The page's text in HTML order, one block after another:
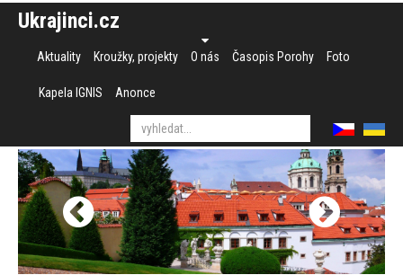
Ukrajinci.cz
Aktuality Kroužky, projekty O nás Časopis Porohy Foto
Kapela IGNIS Anonce